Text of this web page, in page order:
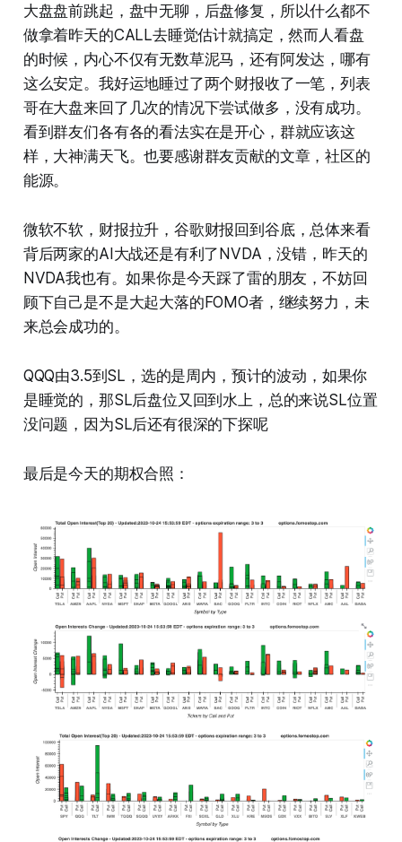
大盘盘前跳起，盘中无聊，后盘修复，所以什么都不
做拿着昨天的CALL去睡觉估计就搞定，然而人看盘
的时候，内心不仅有无数草泥马，还有阿发达，哪有
这么安定。我好运地睡过了两个财报收了一笔，列表
哥在大盘来回了几次的情况下尝试做多，没有成功。
看到群友们各有各的看法实在是开心，群就应该这
样，大神满天飞。也要感谢群友贡献的文章，社区的
能源。
微软不软，财报拉升，谷歌财报回到谷底，总体来看
背后两家的AI大战还是有利了NVDA，没错，昨天的
NVDA我也有。如果你是今天踩了雷的朋友，不妨回
顾下自己是不是大起大落的FOMO者，继续努力，未
来总会成功的。
QQQ由3.5到SL，选的是周内，预计的波动，如果你
是睡觉的，那SL后盘位又回到水上，总的来说SL位置
没问题，因为SL后还有很深的下探呢
最后是今天的期权合照：